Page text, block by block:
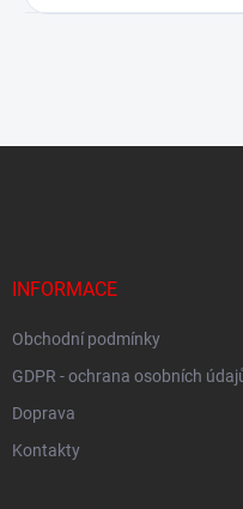
INFORMACE
Obchodní podmínky
GDPR - ochrana osobních
Doprava
Kontakty